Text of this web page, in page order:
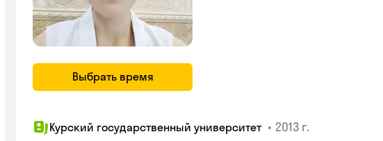
Выбрать время
Курский государственный университет • 2013 г.